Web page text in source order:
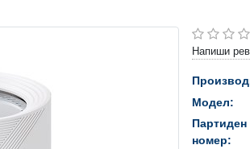
Напиши
Модел:
Партиден
номер: